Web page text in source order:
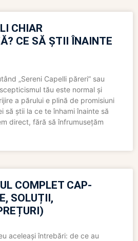
CHIAR
CE SĂ ȘTII ÎNAINTE
„Sereni Capelli păreri” sau
tău este normal și
a părului e plină de promisiuni
să știi la ce te înhami înainte să
direct, fără să înfrumusețăm
COMPLET CAP-
SOLUȚII,
aceleași întrebări: de ce au